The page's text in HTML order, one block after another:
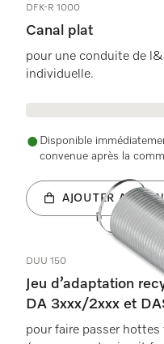
DFK-R 1000
Canal plat
pour une conduite de
individuelle.
Disponible
convenue après la
AJOUTER AU
DUU 150
Jeu d’adaptation
DA 3xxx/2xxx et
pour faire passer